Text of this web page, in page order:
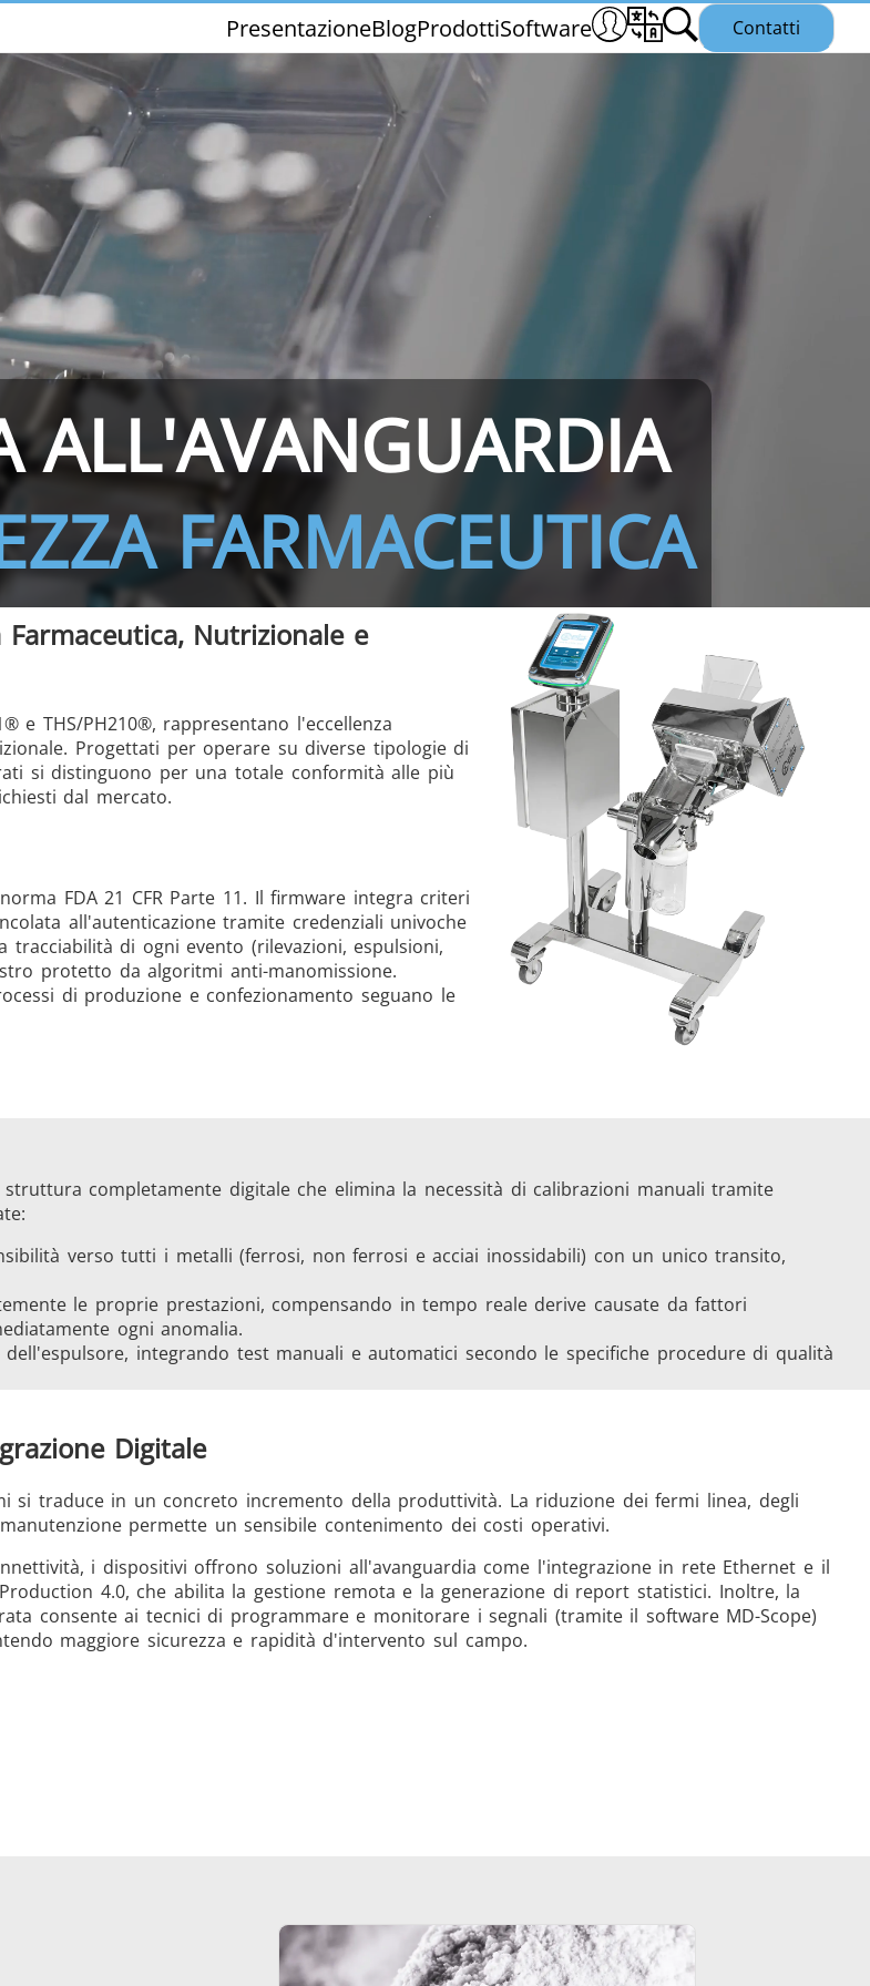
PresentazioneBlogProdottiSoftware Contatti
THS/PH21ET
THS/PH21N-D25 THS/PLV21
G21
ALL'AVANGUARDIA
FARMACEUTICA
Nutrizionale e
e THS/PH210®, rappresentano l'eccellenza
Progettati per operare su diverse tipologie di
si distinguono per una totale conformità alle più
dal mercato.
FDA 21 CFR Parte 11. Il firmware integra criteri
all'autenticazione tramite credenziali univoche
di ogni evento (rilevazioni, espulsioni,
protetto da algoritmi anti-manomissione.
di produzione e confezionamento seguano le
completamente digitale che elimina la necessità di calibrazioni manuali tramite
verso tutti i metalli (ferrosi, non ferrosi e acciai inossidabili) con un unico transito,
le proprie prestazioni, compensando in tempo reale derive causate da fattori
ogni anomalia.
integrando test manuali e automatici secondo le specifiche procedure di qualità
Digitale
si traduce in un concreto incremento della produttività. La riduzione dei fermi linea, degli
permette un sensibile contenimento dei costi operativi.
i dispositivi offrono soluzioni all'avanguardia come l'integrazione in rete Ethernet e il
4.0, che abilita la gestione remota e la generazione di report statistici. Inoltre, la
consente ai tecnici di programmare e monitorare i segnali (tramite il software MD-Scope)
maggiore sicurezza e rapidità d'intervento sul campo.